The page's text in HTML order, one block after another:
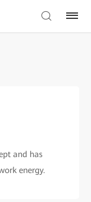
and has
energy.